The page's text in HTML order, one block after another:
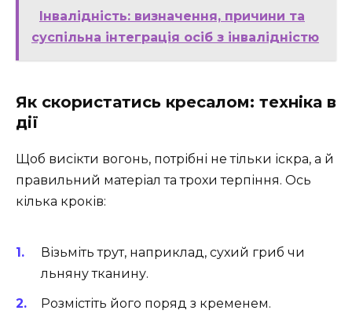
Інвалідність: визначення, причини та
суспільна інтеграція осіб з інвалідністю
Як скористатись кресалом: техніка в
дії
Щоб висікти вогонь, потрібні не тільки іскра, а й
правильний матеріал та трохи терпіння. Ось
кілька кроків:
Візьміть трут, наприклад, сухий гриб чи
льняну тканину.
Розмістіть його поряд з кременем.